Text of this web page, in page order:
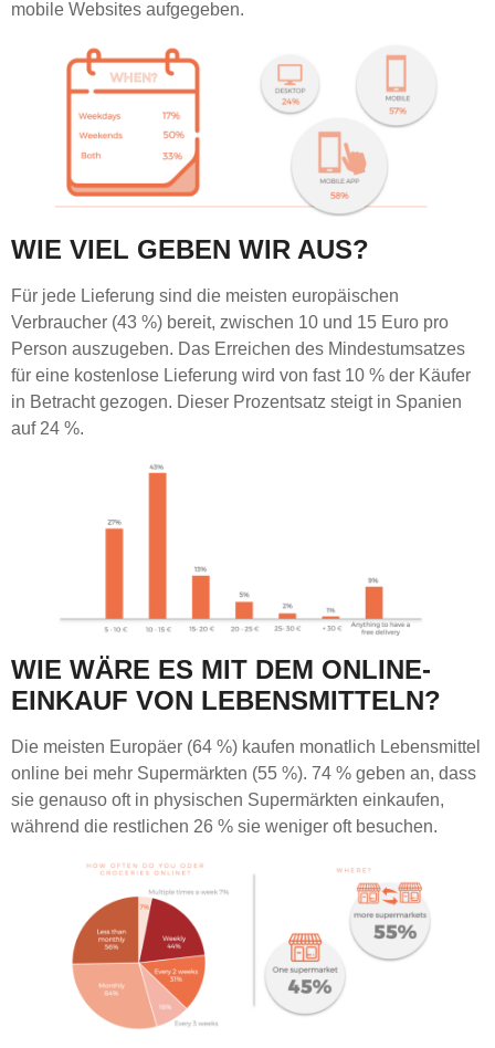
mobile Websites aufgegeben.
WIE VIEL GEBEN WIR AUS?
Für jede Lieferung sind die meisten europäischen
Verbraucher (43 %) bereit, zwischen 10 und 15 Euro pro
Person auszugeben. Das Erreichen des Mindestumsatzes
für eine kostenlose Lieferung wird von fast 10 % der Käufer
in Betracht gezogen. Dieser Prozentsatz steigt in Spanien
auf 24 %.
WIE WÄRE ES MIT DEM ONLINE-
EINKAUF VON LEBENSMITTELN?
Die meisten Europäer (64 %) kaufen monatlich Lebensmittel
online bei mehr Supermärkten (55 %). 74 % geben an, dass
sie genauso oft in physischen Supermärkten einkaufen,
während die restlichen 26 % sie weniger oft besuchen.